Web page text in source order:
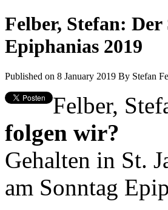
Felber, Stefan:
Epiphanias 2019
Published on 8 January 2019 By Stefan
Felber,
folgen wir?
Gehalten in St.
am Sonntag